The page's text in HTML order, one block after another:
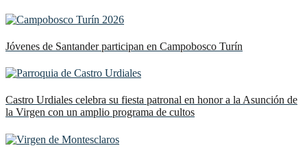
Jóvenes de Santander participan en Campobosco Turín
Castro Urdiales celebra su fiesta patronal en honor a la Asunción de
la Virgen con un amplio programa de cultos